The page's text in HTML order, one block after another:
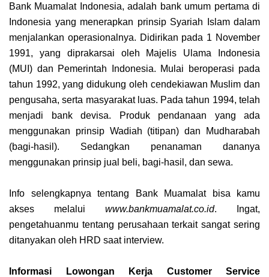
Bank Muamalat Indonesia, adalah bank umum pertama di
Indonesia yang menerapkan prinsip Syariah Islam dalam
menjalankan operasionalnya. Didirikan pada 1 November
1991, yang diprakarsai oleh Majelis Ulama Indonesia
(MUI) dan Pemerintah Indonesia. Mulai beroperasi pada
tahun 1992, yang didukung oleh cendekiawan Muslim dan
pengusaha, serta masyarakat luas. Pada tahun 1994, telah
menjadi bank devisa. Produk pendanaan yang ada
menggunakan prinsip Wadiah (titipan) dan Mudharabah
(bagi-hasil). Sedangkan penanaman dananya
menggunakan prinsip jual beli, bagi-hasil, dan sewa.
Info selengkapnya tentang Bank Muamalat bisa kamu
akses melalui www.bankmuamalat.co.id. Ingat,
pengetahuanmu tentang perusahaan terkait sangat sering
ditanyakan oleh HRD saat interview.
Informasi Lowongan Kerja Customer Service